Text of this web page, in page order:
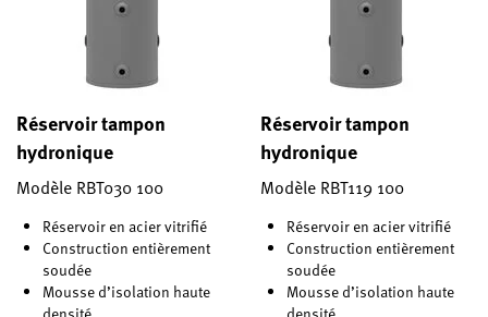
Réservoir tampon
hydronique
Modèle RBT030 100
Réservoir en acier vitrifié
Construction entièrement
soudée
Mousse d’isolation haute
Réservoir tampon
hydronique
Modèle RBT119 100
Réservoir en acier vitrifié
Construction entièrement
soudée
Mousse d’isolation haute